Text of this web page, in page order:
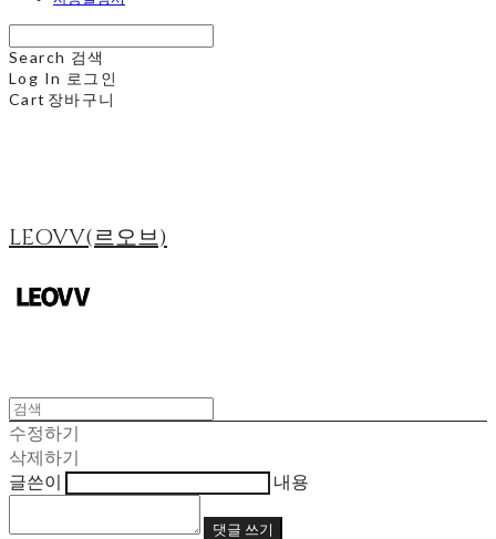
Search 검색
Log In 로그인
Cart 장바구니
LEOVV(르오브)
수정하기
삭제하기
글쓴이
내용
댓글 쓰기